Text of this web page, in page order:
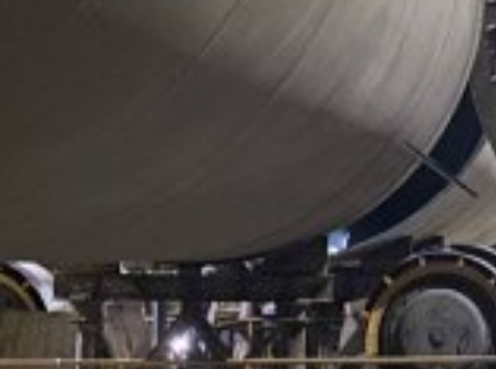
Компания «100 ТОНН» выполнила такелаж частей
гидравлического листогибочного пресса PPEB-H
1000/120-CO-MAN на предприятии «ЭЛСИ
Стальконструкция» в Новосибирской области. В ходе
проекта наши специалисты разгрузили и установили
стойки, балки, бак насосов, стол, ползун и гидроцилиндры
пресса общей массой 193 235,3 кг.